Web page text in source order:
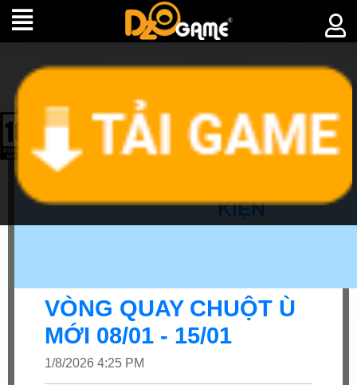
►
KIỆN
VÒNG QUAY CHUỘT Ù
MỚI 08/01 - 15/01
1/8/2026 4:25 PM